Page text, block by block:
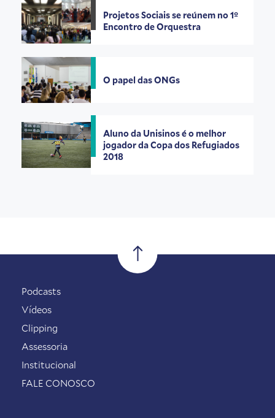
Projetos Sociais se reúnem no 1º
Encontro de Orquestra
O papel das ONGs
Aluno da Unisinos é o melhor
jogador da Copa dos Refugiados
2018
Podcasts
Vídeos
Clipping
Assessoria
Institucional
FALE CONOSCO